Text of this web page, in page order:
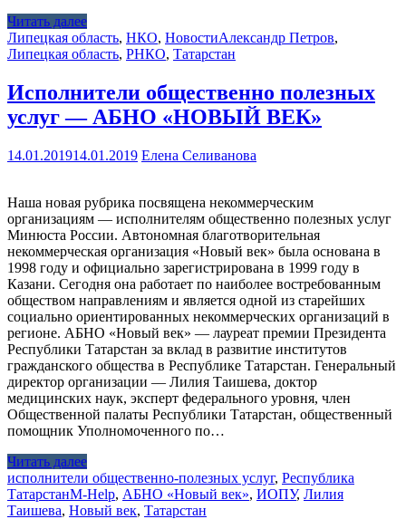
Читать далее
Липецкая область, НКО, НовостиАлександр Петров,
Липецкая область, РНКО, Татарстан
Исполнители общественно полезных
услуг — АБНО «НОВЫЙ ВЕК»
14.01.201914.01.2019 Елена Селиванова
Наша новая рубрика посвящена некоммерческим
организациям — исполнителям общественно полезных услуг
Минюста России. Автономная благотворительная
некоммерческая организация «Новый век» была основана в
1998 году и официально зарегистрирована в 1999 году в
Казани. Сегодня она работает по наиболее востребованным
обществом направлениям и является одной из старейших
социально ориентированных некоммерческих организаций в
регионе. АБНО «Новый век» — лауреат премии Президента
Республики Татарстан за вклад в развитие институтов
гражданского общества в Республике Татарстан. Генеральный
директор организации — Лилия Таишева, доктор
медицинских наук, эксперт федерального уровня, член
Общественной палаты Республики Татарстан, общественный
помощник Уполномоченного по…
Читать далее
исполнители общественно-полезных услуг, Республика
ТатарстанM-Help, АБНО «Новый век», ИОПУ, Лилия
Таишева, Новый век, Татарстан